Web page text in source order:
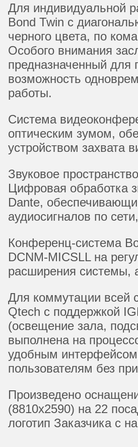
Для индивидуальной
Bond Twin с
черного цвета, по
Особого внимания
предназначенный для
возможность
работы.
Система
оптическим зумом,
устройством захвата
Звуковое
Цифровая обработка
Dante,
аудиосигналов по
Конференц-система
DCNM-MICSLL на
расширения системы,
Для коммутации всей
Qtech с поддержкой
(освещение зала,
выполнена на
удобным
пользователям без
Произведено
(8810х2590) на 22
логотип Заказчика с